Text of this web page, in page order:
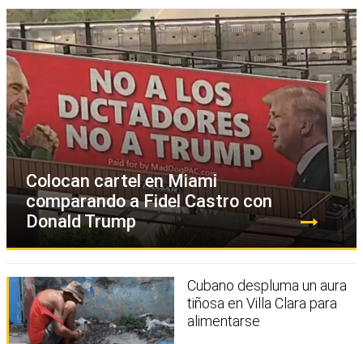
Colocan cartel en Miami
comparando a Fidel Castro con
Donald Trump
Cubano despluma un aura
tiñosa en Villa Clara para
alimentarse